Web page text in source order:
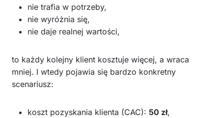
nie trafia w potrzeby,
nie wyróżnia się,
nie daje realnej wartości,
to każdy kolejny klient kosztuje więcej, a wraca
mniej. I wtedy pojawia się bardzo konkretny
scenariusz:
koszt pozyskania klienta (CAC): 50 zł,